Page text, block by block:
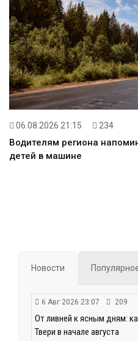
06.08.2026 21:15 234
Водителям региона
детей в машине
Новости
6 Авг 2026 23:07 209
От ливней к ясным дням:
Твери в начале августа